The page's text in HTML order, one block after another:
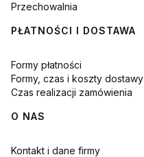
Przechowalnia
PŁATNOŚCI I DOSTAWA
Formy płatności
Formy, czas i koszty dostawy
Czas realizacji zamówienia
O NAS
Kontakt i dane firmy